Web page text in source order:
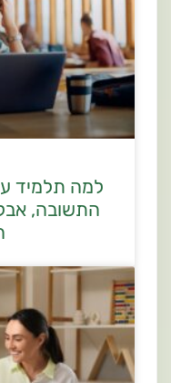
למה תלמיד
התשובה,